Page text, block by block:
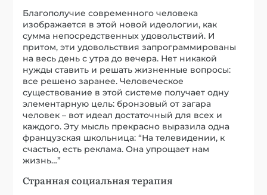
Благополучие современного человека
изображается в этой новой идеологии, как
сумма непосредственных удовольствий. И
притом, эти удовольствия запрограммированы
на весь день с утра до вечера. Нет никакой
нужды ставить и решать жизненные вопросы:
все решено заранее. Человеческое
существование в этой системе получает одну
элементарную цель: бронзовый от загара
человек – вот идеал достаточный для всех и
каждого. Эту мысль прекрасно выразила одна
французская школьница: “На телевидении, к
счастью, есть реклама. Она упрощает нам
жизнь…”
Странная социальная терапия